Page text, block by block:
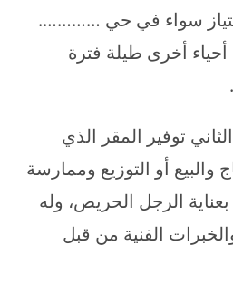
سواء في حي ………….
أحياء أخرى طيلة فترة
توفير المقر الذي
والبيع أو التوزيع وممارسة
الرجل الحريص، وله
الفنية من قبل